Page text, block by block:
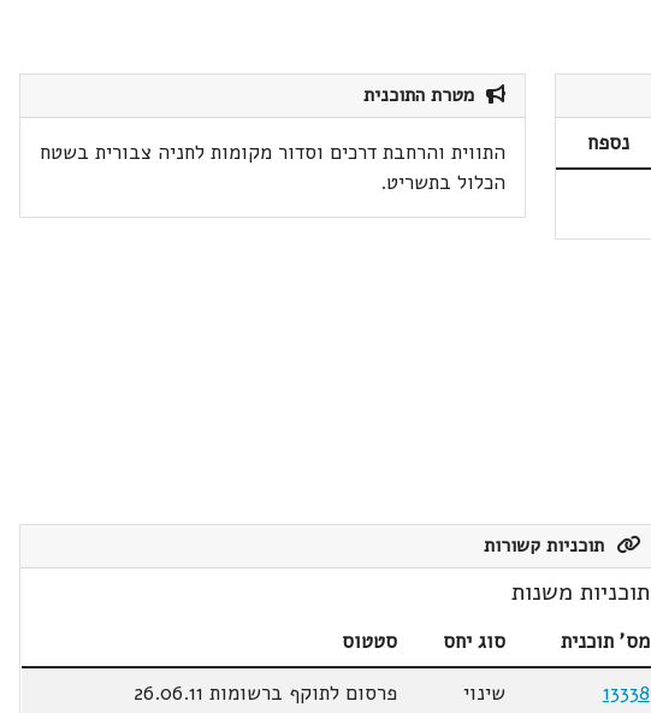
נספח
מטרת התוכנית
התווית והרחבת דרכים וסדור מקומות לחניה צבורית בשטח
הכלול בתשריט.
תוכניות קשורות
תוכניות משנות
מס' תוכנית סוג יחס
סטטוס
13338
שינוי
פרסום לתוקף ברשומות 26.06.11